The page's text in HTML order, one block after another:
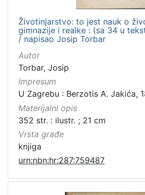
Životinjarstvo: to jest nauk o
gimnazije i realke : (sa 34 u
/ napisao Josip Torbar
Autor
Torbar, Josip
Impresum
U Zagrebu : Berzotis A. Jakića,
Materijalni opis
352 str. : ilustr. ; 21 cm
Vrsta građe
knjiga
urn:nbn:hr:287:759487